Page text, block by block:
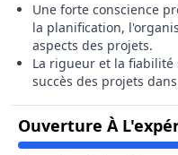
Une forte conscience
la planification,
aspects des projets.
La rigueur et la
succès des projets
Ouverture À